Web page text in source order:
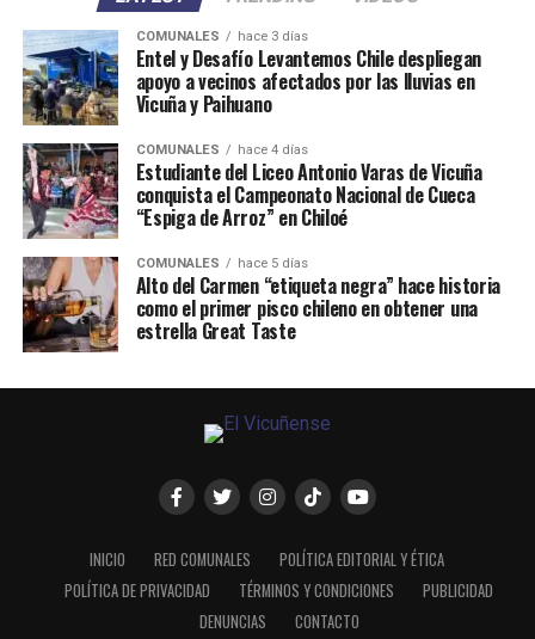
COMUNALES hace 3 días
Entel y Desafío Levantemos Chile despliegan
apoyo a vecinos afectados por las lluvias en
Vicuña y Paihuano
COMUNALES hace 4 días
Estudiante del Liceo Antonio Varas de Vicuña
conquista el Campeonato Nacional de Cueca
“Espiga de Arroz” en Chiloé
COMUNALES hace 5 días
Alto del Carmen “etiqueta negra” hace historia
como el primer pisco chileno en obtener una
estrella Great Taste
INICIO RED COMUNALES
POLÍTICA EDITORIAL Y ÉTICA
POLÍTICA DE PRIVACIDAD
TÉRMINOS Y CONDICIONES
PUBLICIDAD
DENUNCIAS
CONTACTO